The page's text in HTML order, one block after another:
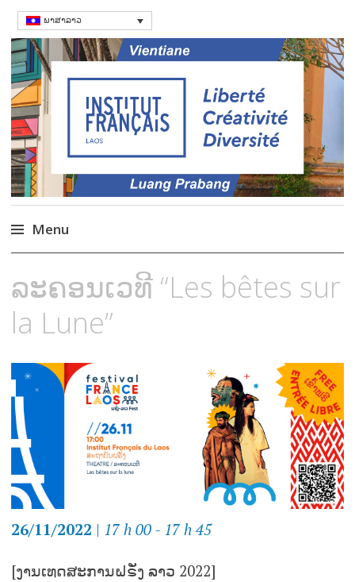
ພາສາລາວ
ສະຖາບັນຝຣັ່ງ
Language Courses & cultral events in
Laos
Menu
to
ລະຄອນເວທີ “Les bêtes sur
la Lune”
26/11/2022 | 17 h 00 - 17 h 45
[ງານເທດສະການຝຣັ່ງ ລາວ 2022]